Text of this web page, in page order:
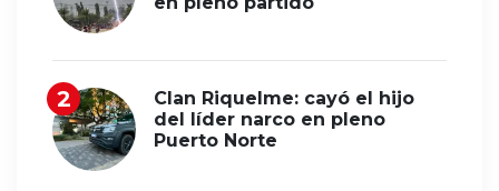
Clan Riquelme: cayó el hijo
del líder narco en pleno
Puerto Norte